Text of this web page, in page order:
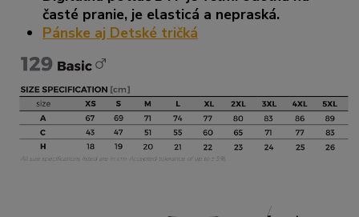
časté pranie, je elasticá a nepraská.
Pánske aj Detské tričká